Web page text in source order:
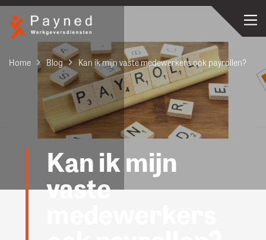
Home Blog Kan ik mijn vaste medewerkers ook payrollen?
Kan ik mijn
vaste